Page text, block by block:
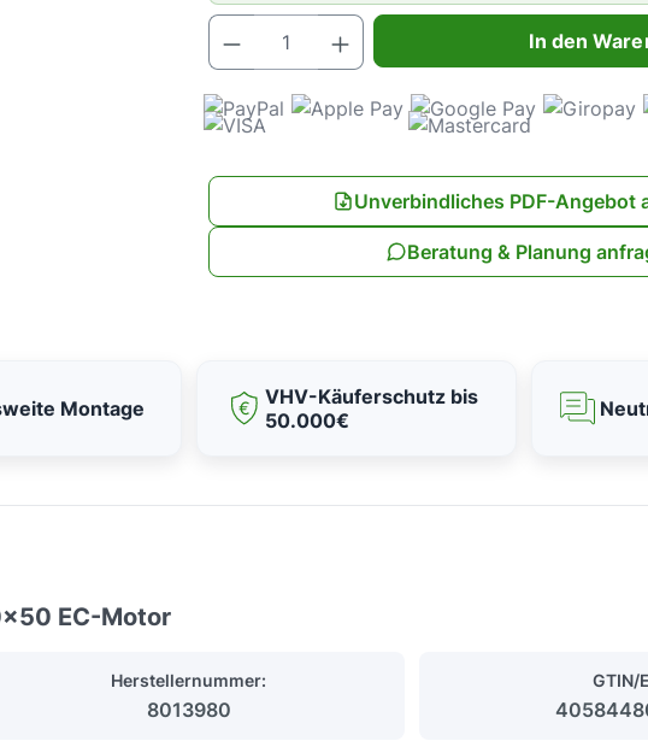
Produkt Anzahl: Gib den
In den
Unverbindliches PDF-Angebot
Beratung & Planung
Montage
VHV-Käuferschutz bis
50.000€
EC-Motor
Herstellernummer:
8013980
GTIN/